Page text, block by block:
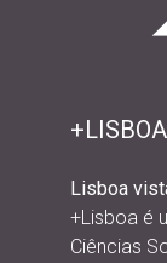
+LISBOA
Lisboa
+Lisboa é
Ciências